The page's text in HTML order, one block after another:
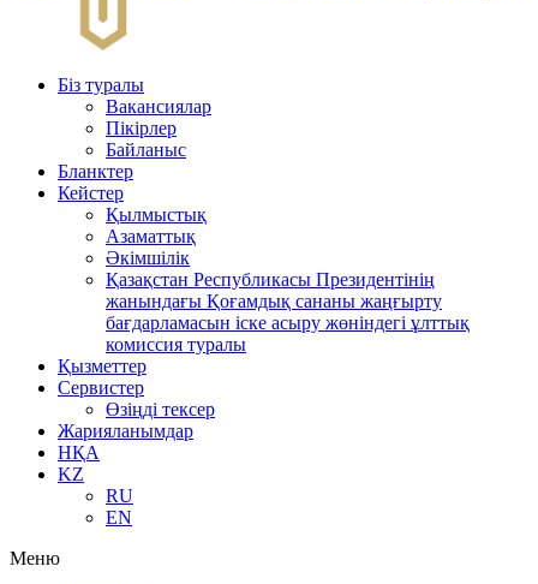
Біз туралы
Вакансиялар
Пікірлер
Байланыс
Бланктер
Кейстер
Қылмыстық
Азаматтық
Әкімшілік
Қазақстан Республикасы Президентінің
жанындағы Қоғамдық сананы жаңғырту
бағдарламасын іске асыру жөніндегі ұлттық
комиссия туралы
Қызметтер
Сервистер
Өзіңді тексер
Жарияланымдар
НҚА
KZ
RU
EN
Меню